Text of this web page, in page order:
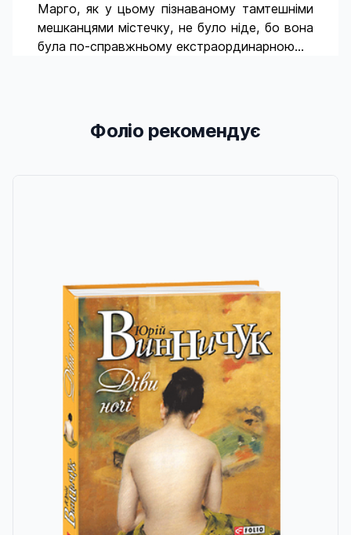
Марго, як у цьому пізнаваному тамтешніми
мешканцями містечку, не було ніде, бо вона
була по-справжньому екстраординарною...
Фоліо рекомендує